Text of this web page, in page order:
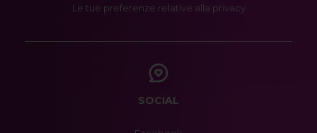
Le tue preferenze relative alla privacy
SOCIAL